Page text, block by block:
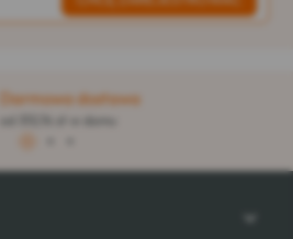
Darmowa dostawa
1